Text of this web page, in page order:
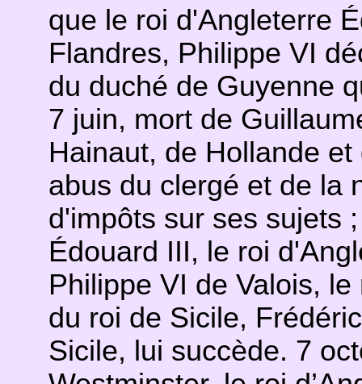
que le roi d'Angleterre
Flandres, Philippe VI
du duché de Guyenne
7 juin, mort de
Hainaut, de Hollande
abus du clergé et de la
d'impôts sur ses sujets
Édouard III, le roi
Philippe VI de Valois,
du roi de Sicile,
Sicile, lui succède. 7